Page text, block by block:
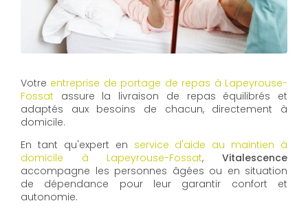
Votre entreprise de portage de repas à Lapeyrouse-
Fossat assure la livraison de repas équilibrés et
adaptés aux besoins de chacun, directement à
domicile.
En tant qu'expert en service d'aide au maintien à
domicile à Lapeyrouse-Fossat,Vitalescence
accompagne les personnes âgées ou en situation
de dépendance pour leur garantir confort et
autonomie.